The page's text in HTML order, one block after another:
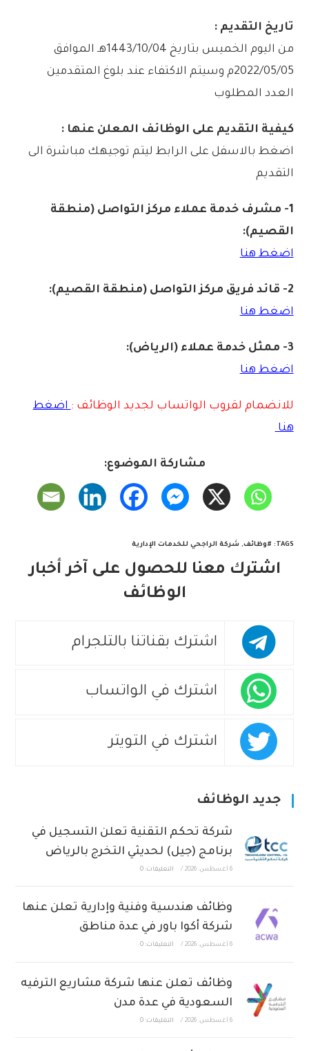
تاريخ التقديم :
من اليوم الخميس بتاريخ 1443/10/04هـ الموافق
2022/05/05م وسيتم الاكتفاء عند بلوغ المتقدمين
العدد المطلوب
كيفية التقديم على الوظائف المعلن عنها :
اضغط بالاسفل على الرابط ليتم توجيهك مباشرة الى
التقديم
1- مشرف خدمة عملاء مركز التواصل (منطقة
القصيم):
اضغط هنا
2- قائد فريق مركز التواصل (منطقة القصيم):
اضغط هنا
3- ممثل خدمة عملاء (الرياض):
اضغط هنا
للانضمام لقروب الواتساب لجديد الوظائف : اضغط
هنا
مشاركة الموضوع:
TAGS
: #وظائف, شركة الراجحي للخدمات الإدارية
اشترك معنا للحصول على آخر أخبار
الوظائف
اشترك بقناتنا بالتلجرام
اشترك في الواتساب
اشترك في التويتر
جديد الوظائف
شركة تحكم التقنية تعلن التسجيل في
برنامج (جيل) لحديثي التخرج بالرياض
6 أغسطس، 2026 / التعليقات: 0
وظائف هندسية وفنية وإدارية تعلن عنها
شركة أكوا باور في عدة مناطق
6 أغسطس، 2026 / التعليقات: 0
وظائف تعلن عنها شركة مشاريع الترفيه
السعودية في عدة مدن
6 أغسطس، 2026 / التعليقات: 0